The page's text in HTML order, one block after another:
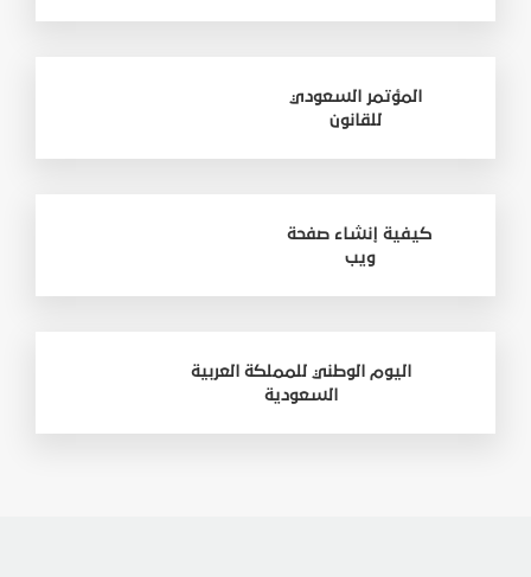
المؤتمر السعودي
للقانون
كيفية إنشاء صفحة
ويب
اليوم الوطني للمملكة العربية
السعودية